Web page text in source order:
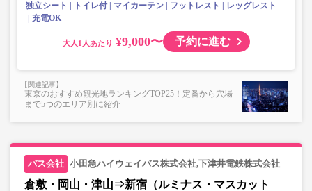
独立シート トイレ付 マイカーテン フットレスト
レッグレスト
充電OK
大人 ¥9,000〜 予約に進む
東京のおすすめ観光地ランキングTOP25！定番から穴場
まで5つのエリア別に紹介
小田急ハイウェイバス株式会社,下津井電鉄株式会社
倉敷・岡山・津山⇒新宿（ルミナス・マスカット